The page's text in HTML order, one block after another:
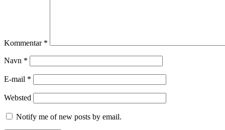
Kommentar *
Navn *
E-mail *
Websted
Notify me of new posts by email.